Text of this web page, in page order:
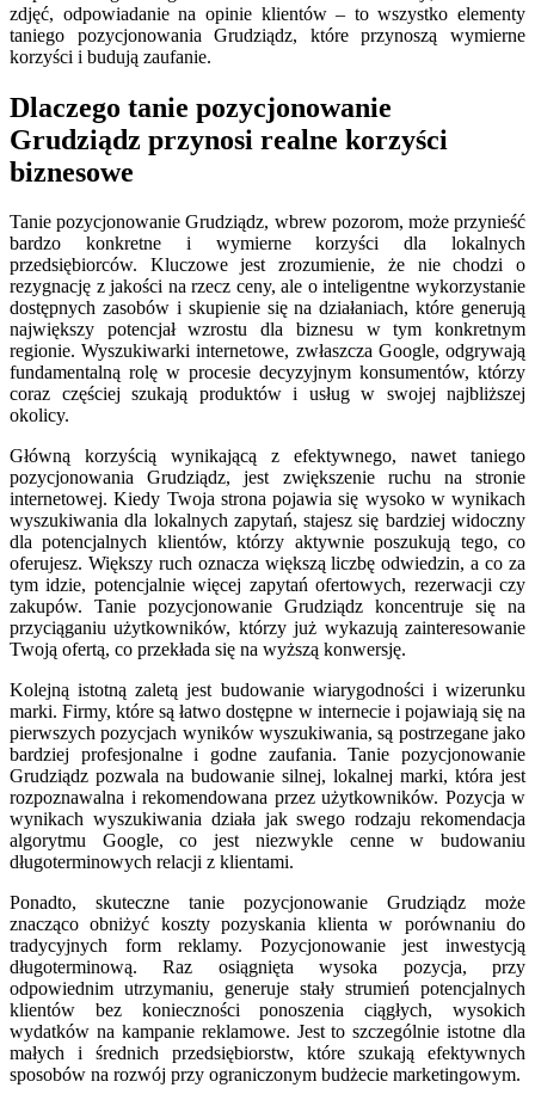
zdjęć, odpowiadanie na opinie klientów – to wszystko elementy
taniego pozycjonowania Grudziądz, które przynoszą wymierne
korzyści i budują zaufanie.
Dlaczego tanie pozycjonowanie
Grudziądz przynosi realne korzyści
biznesowe
Tanie pozycjonowanie Grudziądz, wbrew pozorom, może przynieść
bardzo konkretne i wymierne korzyści dla lokalnych
przedsiębiorców. Kluczowe jest zrozumienie, że nie chodzi o
rezygnację z jakości na rzecz ceny, ale o inteligentne wykorzystanie
dostępnych zasobów i skupienie się na działaniach, które generują
największy potencjał wzrostu dla biznesu w tym konkretnym
regionie. Wyszukiwarki internetowe, zwłaszcza Google, odgrywają
fundamentalną rolę w procesie decyzyjnym konsumentów, którzy
coraz częściej szukają produktów i usług w swojej najbliższej
okolicy.
Główną korzyścią wynikającą z efektywnego, nawet taniego
pozycjonowania Grudziądz, jest zwiększenie ruchu na stronie
internetowej. Kiedy Twoja strona pojawia się wysoko w wynikach
wyszukiwania dla lokalnych zapytań, stajesz się bardziej widoczny
dla potencjalnych klientów, którzy aktywnie poszukują tego, co
oferujesz. Większy ruch oznacza większą liczbę odwiedzin, a co za
tym idzie, potencjalnie więcej zapytań ofertowych, rezerwacji czy
zakupów. Tanie pozycjonowanie Grudziądz koncentruje się na
przyciąganiu użytkowników, którzy już wykazują zainteresowanie
Twoją ofertą, co przekłada się na wyższą konwersję.
Kolejną istotną zaletą jest budowanie wiarygodności i wizerunku
marki. Firmy, które są łatwo dostępne w internecie i pojawiają się na
pierwszych pozycjach wyników wyszukiwania, są postrzegane jako
bardziej profesjonalne i godne zaufania. Tanie pozycjonowanie
Grudziądz pozwala na budowanie silnej, lokalnej marki, która jest
rozpoznawalna i rekomendowana przez użytkowników. Pozycja w
wynikach wyszukiwania działa jak swego rodzaju rekomendacja
algorytmu Google, co jest niezwykle cenne w budowaniu
długoterminowych relacji z klientami.
Ponadto, skuteczne tanie pozycjonowanie Grudziądz może
znacząco obniżyć koszty pozyskania klienta w porównaniu do
tradycyjnych form reklamy. Pozycjonowanie jest inwestycją
długoterminową. Raz osiągnięta wysoka pozycja, przy
odpowiednim utrzymaniu, generuje stały strumień potencjalnych
klientów bez konieczności ponoszenia ciągłych, wysokich
wydatków na kampanie reklamowe. Jest to szczególnie istotne dla
małych i średnich przedsiębiorstw, które szukają efektywnych
sposobów na rozwój przy ograniczonym budżecie marketingowym.